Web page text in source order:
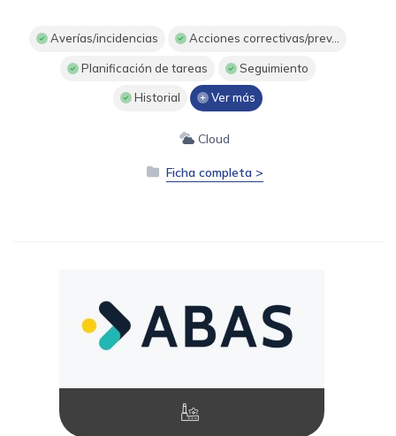
Averías/incidencias Acciones correctivas/prev...
Planificación de tareas Seguimiento
Historial Ver más
Cloud
Ficha completa >